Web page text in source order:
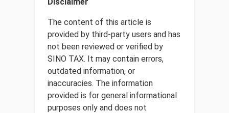
The content of this article is
provided by third-party users and has
not been reviewed or verified by
SINO TAX. It may contain errors,
outdated information, or
inaccuracies. The information
provided is for general informational
purposes only and does not